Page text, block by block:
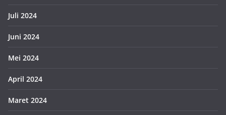
Juli 2024
Juni 2024
Mei 2024
April 2024
Maret 2024